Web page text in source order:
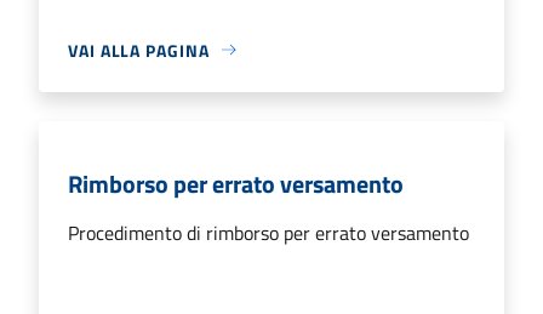
VAI ALLA PAGINA
Rimborso per errato versamento
Procedimento di rimborso per errato versamento